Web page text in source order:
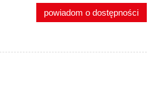
powiadom o dostępności